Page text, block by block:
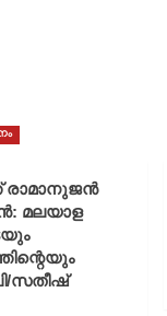
മലയാള
സതീഷ്